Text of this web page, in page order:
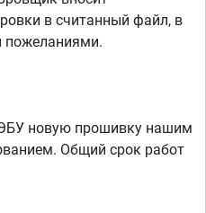
в считанный файл, в
пожеланиями.
новую прошивку нашим
Общий срок работ